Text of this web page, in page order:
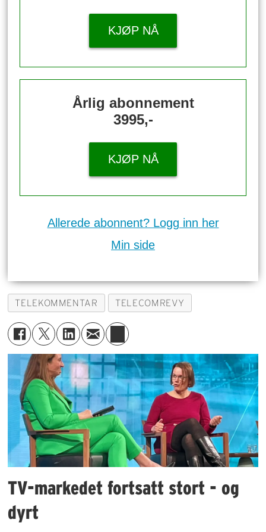
KJØP NÅ
Årlig abonnement
3995,-
KJØP NÅ
Allerede abonnent? Logg inn her
Min side
TELEKOMMENTAR TELECOMREVY
TV-markedet fortsatt stort - og
dyrt